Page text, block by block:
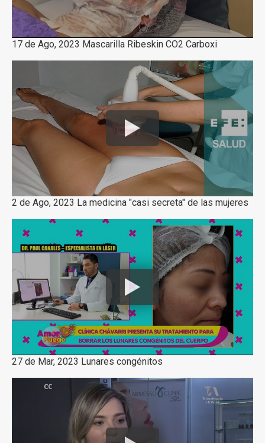
17 de Ago, 2023 Mascarilla Ribeskin CO2 Carboxi
2 de Ago, 2023 La medicina "casi secreta" de las mujeres
27 de Mar, 2023 Lunares congénitos